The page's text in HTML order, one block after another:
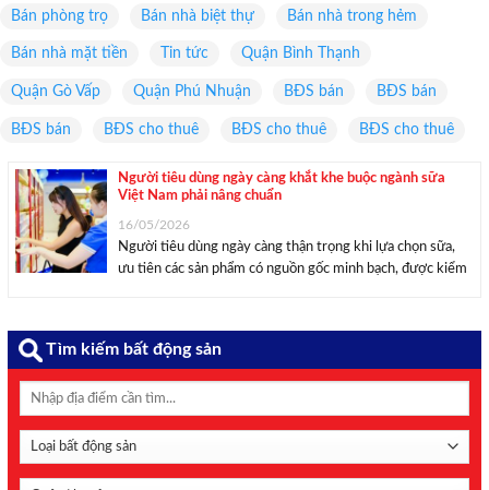
Bán phòng trọ Bán nhà biệt thự Bán nhà trong hẻm
Bán nhà mặt tiền Tin tức Quận Bình Thạnh
Quận Gò Vấp Quận Phú Nhuận BĐS bán BĐS bán
BĐS bán BĐS cho thuê BĐS cho thuê BĐS cho thuê
Người tiêu dùng ngày càng khắt khe buộc ngành sữa
Việt Nam phải nâng chuẩn
16/05/2026
Người tiêu dùng ngày càng thận trọng khi lựa chọn sữa,
ưu tiên các sản phẩm có nguồn gốc minh bạch, được kiểm
Tìm kiếm bất động sản